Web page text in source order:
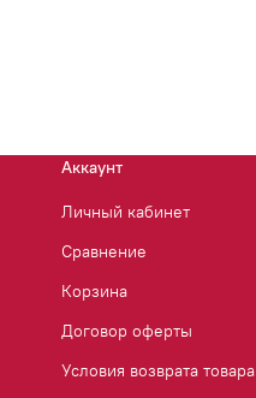
Аккаунт
Личный кабинет
Сравнение
Корзина
Договор оферты
Условия возврата товара